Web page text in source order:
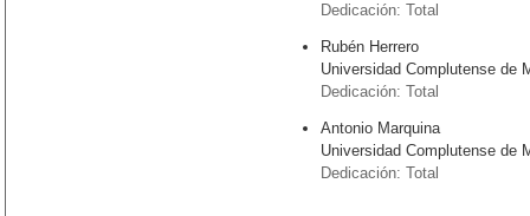
Dedicación: Total
Rubén Herrero
Universidad Complutense de
Dedicación: Total
Antonio Marquina
Universidad Complutense de
Dedicación: Total